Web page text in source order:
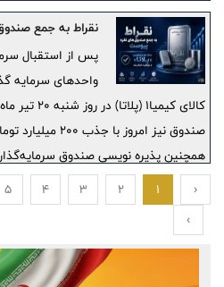
نقراط به جمع
پس از استقبال
واحدهای سرمایه
کالای
صندوق نیز امروز
امروز به مدت سه روز کاری در بورس کالا
سرمایه‌گذاران و جذب
انجام شد
‹
1
2
3
4
5
›